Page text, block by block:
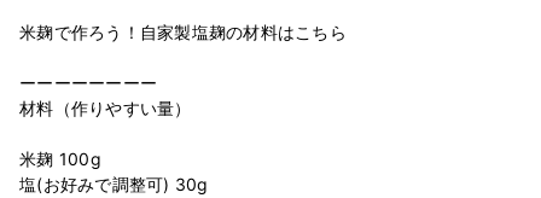
米麹で作ろう！自家製塩麹の材料はこちら
ーーーーーーーー
材料（作りやすい量）
米麹 100g
塩(お好みで調整可) 30g